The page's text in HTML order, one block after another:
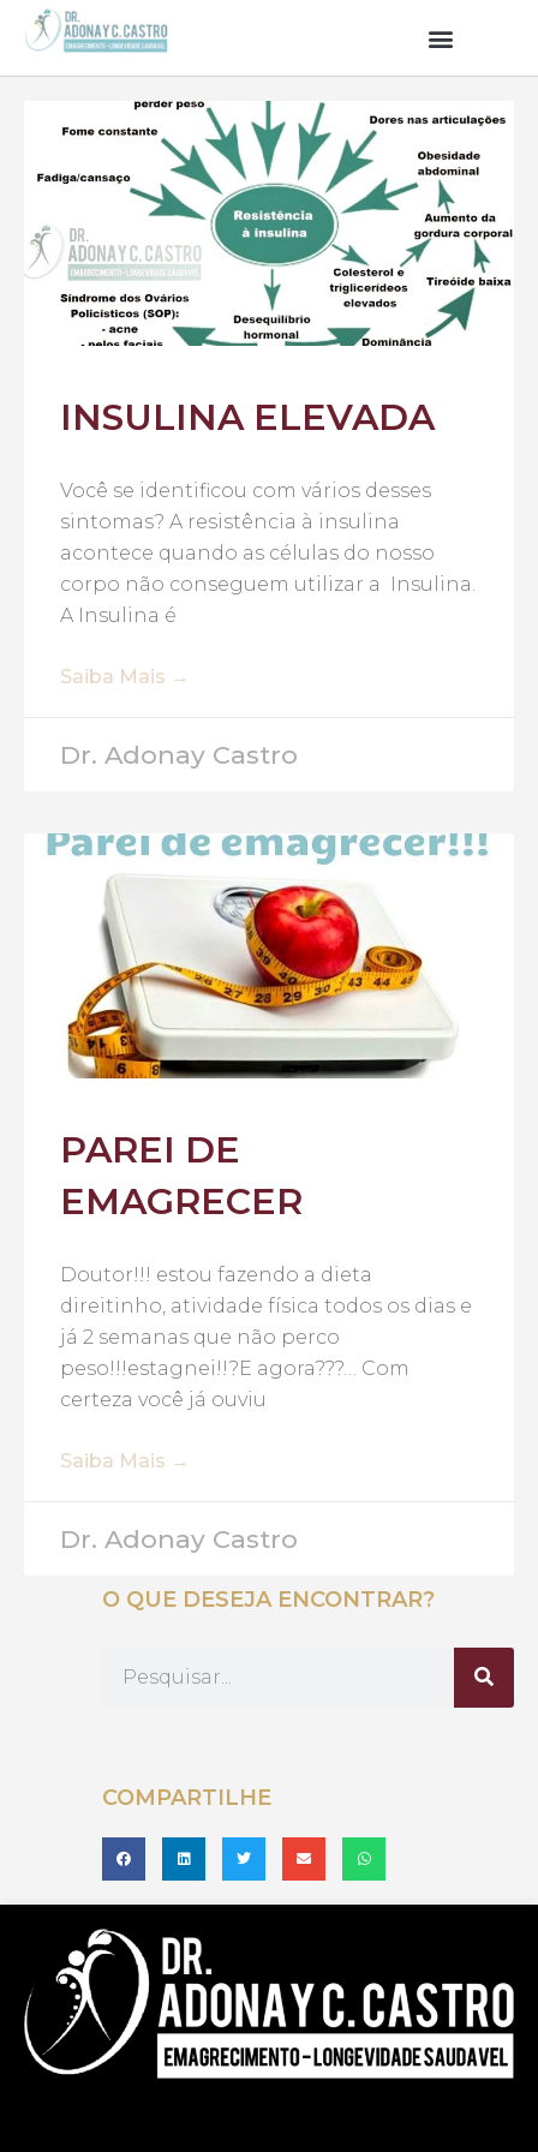
INSULINA ELEVADA
Você se identificou com vários desses
sintomas? A resistência à insulina
acontece quando as células do nosso
corpo não conseguem utilizar a Insulina.
A Insulina é
Saiba Mais →
Dr. Adonay Castro
PAREI DE
EMAGRECER
Doutor!!! estou fazendo a dieta
direitinho, atividade física todos os dias e
já 2 semanas que não perco
peso!!!estagnei!!?E agora???… Com
certeza você já ouviu
Saiba Mais →
Dr. Adonay Castro
O QUE DESEJA ENCONTRAR?
COMPARTILHE